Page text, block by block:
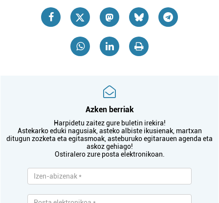
Azken berriak
Harpidetu zaitez gure buletin irekira!
Astekarko eduki nagusiak, asteko albiste ikusienak, martxan
ditugun zozketa eta egitasmoak, asteburuko egitarauen agenda eta
askoz gehiago!
Ostiralero zure posta elektronikoan.